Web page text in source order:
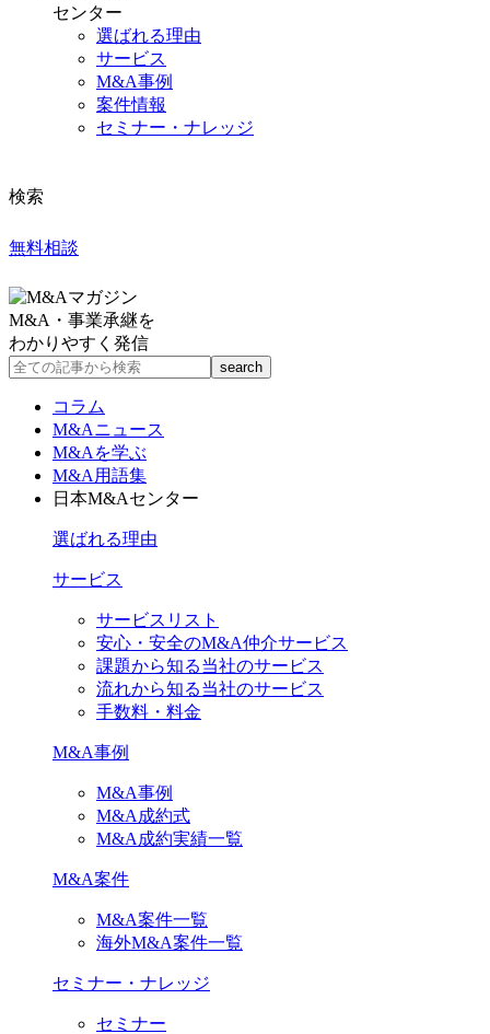
センター
選ばれる理由
サービス
M&A事例
案件情報
セミナー・ナレッジ
検索
無料相談
M&A・事業承継を
わかりやすく発信
コラム
M&Aニュース
M&Aを学ぶ
M&A用語集
日本M&Aセンター
選ばれる理由
サービス
サービスリスト
安心・安全のM&A仲介サービス
課題から知る当社のサービス
流れから知る当社のサービス
手数料・料金
M&A事例
M&A事例
M&A成約式
M&A成約実績一覧
M&A案件
M&A案件一覧
海外M&A案件一覧
セミナー・ナレッジ
セミナー